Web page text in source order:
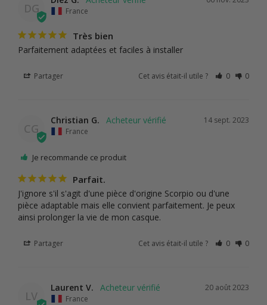
DG France
Très bien
Parfaitement adaptées et faciles à installer
Partager Cet avis était-il utile ? 0 0
CG
14 sept. 2023
Christian G.
France
Je recommande ce produit
Parfait.
J'ignore s'il s'agit d'une pièce d'origine Scorpio ou d'une
pièce adaptable mais elle convient parfaitement. Je peux
ainsi prolonger la vie de mon casque.
Partager Cet avis était-il utile ? 0 0
LV
20 août 2023
Laurent V.
France